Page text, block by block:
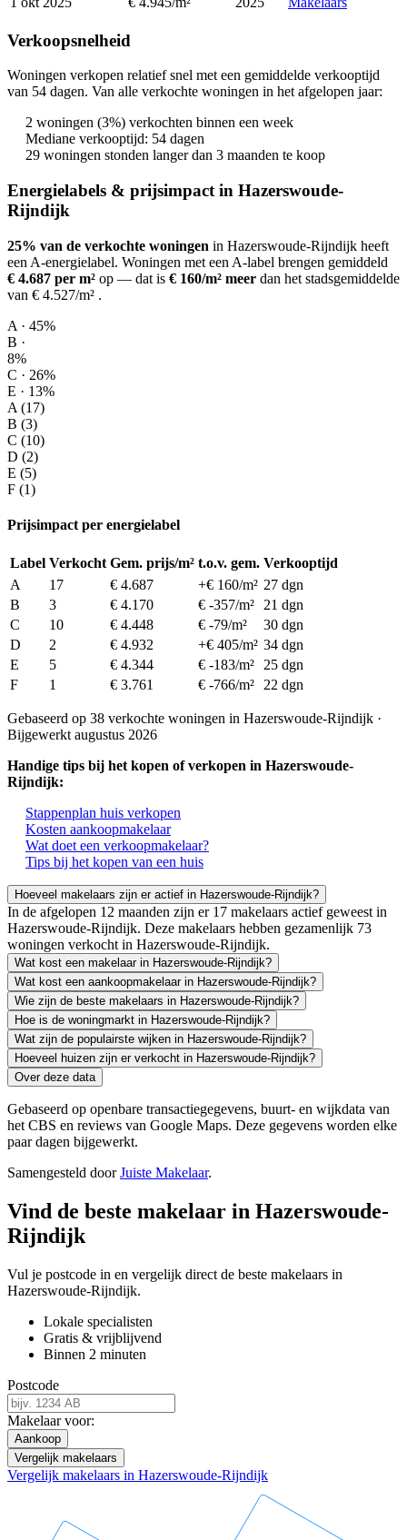
Verkoopsnelheid
Woningen verkopen relatief snel met een gemiddelde verkooptijd
van 54 dagen. Van alle verkochte woningen in het afgelopen jaar:
2 woningen (3%) verkochten binnen een week
Mediane verkooptijd: 54 dagen
29 woningen stonden langer dan 3 maanden te koop
Energielabels & prijsimpact in Hazerswoude-
Rijndijk
25% van de verkochte woningen in Hazerswoude-Rijndijk heeft
een A-energielabel. Woningen met een A-label brengen gemiddeld
€ 4.687 per m² op — dat is € 160/m² meer dan het stadsgemiddelde
van € 4.527/m² .
A · 45%
B ·
8%
C · 26%
E · 13%
A (17)
B (3)
C (10)
D (2)
E (5)
F (1)
Prijsimpact per energielabel
Label Verkocht Gem. prijs/m² t.o.v. gem. Verkooptijd
A
17 € 4.687 +€ 160/m² 27 dgn
B
3 € 4.170 € -357/m²
21 dgn
C
10 € 4.448 € -79/m²
30 dgn
D
2 € 4.932 +€ 405/m² 34 dgn
E
5 € 4.344 € -183/m²
25 dgn
F
1 € 3.761 € -766/m² 22 dgn
Gebaseerd op 38 verkochte woningen in Hazerswoude-Rijndijk ·
Bijgewerkt augustus 2026
Handige tips bij het kopen of verkopen in Hazerswoude-
Rijndijk:
Stappenplan huis verkopen
Kosten aankoopmakelaar
Wat doet een verkoopmakelaar?
Tips bij het kopen van een huis
Hoeveel makelaars zijn er actief in Hazerswoude-Rijndijk?
In de afgelopen 12 maanden zijn er 17 makelaars actief geweest in
Hazerswoude-Rijndijk. Deze makelaars hebben gezamenlijk 73
woningen verkocht in Hazerswoude-Rijndijk.
Wat kost een makelaar in Hazerswoude-Rijndijk?
Wat kost een aankoopmakelaar in Hazerswoude-Rijndijk?
Wie zijn de beste makelaars in Hazerswoude-Rijndijk?
Hoe is de woningmarkt in Hazerswoude-Rijndijk?
Wat zijn de populairste wijken in Hazerswoude-Rijndijk?
Hoeveel huizen zijn er verkocht in Hazerswoude-Rijndijk?
Over deze data
Gebaseerd op openbare transactiegegevens, buurt- en wijkdata van
het CBS en reviews van Google Maps. Deze gegevens worden elke
paar dagen bijgewerkt.
Samengesteld doorJuiste Makelaar.
Vind de beste makelaar in Hazerswoude-
Rijndijk
Vul je postcode in en vergelijk direct de beste makelaars in
Hazerswoude-Rijndijk.
Lokale specialisten
Gratis & vrijblijvend
Binnen 2 minuten
Postcode
Makelaar voor:
Aankoop
Vergelijk makelaars
Vergelijk makelaars in Hazerswoude-Rijndijk